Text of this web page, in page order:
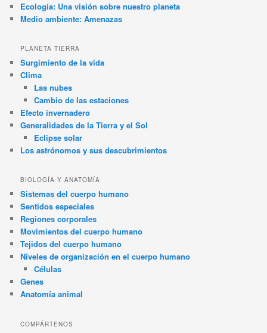
Ecología: Una visión sobre nuestro planeta
Medio ambiente: Amenazas
PLANETA TIERRA
Surgimiento de la vida
Clima
Las nubes
Cambio de las estaciones
Efecto invernadero
Generalidades de la Tierra y el Sol
Eclipse solar
Los astrónomos y sus descubrimientos
BIOLOGÍA Y ANATOMÍA
Sistemas del cuerpo humano
Sentidos especiales
Regiones corporales
Movimientos del cuerpo humano
Tejidos del cuerpo humano
Niveles de organización en el cuerpo humano
Células
Genes
Anatomía animal
COMPÁRTENOS